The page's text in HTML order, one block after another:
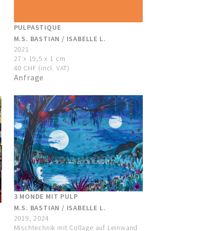
PULPASTIQUE
M.S. BASTIAN / ISABELLE L.
2021
27 x 19,5 x 1 cm
40 CHF (incl. VAT)
Anfrage
3 MONDE MIT PULP
M.S. BASTIAN / ISABELLE L.
2019, 2024
Mischtechnik mit Collage auf Leinwand